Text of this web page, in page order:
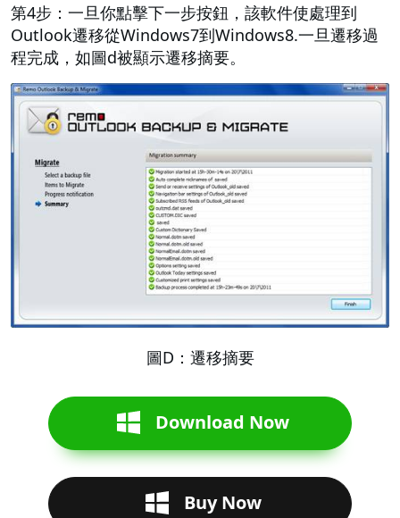
第4步：一旦你點擊下一步按鈕，該軟件使處理到
Outlook遷移從Windows7到Windows8.一旦遷移過
程完成，如圖d被顯示遷移摘要。
圖D：遷移摘要
Download Now
Buy Now